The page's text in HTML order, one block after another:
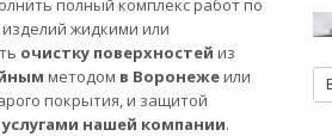
полный комплекс работ по
жидкими или
очистку поверхностей из
методом в Воронежеили
покрытия, и защитой
услугами нашей компании.